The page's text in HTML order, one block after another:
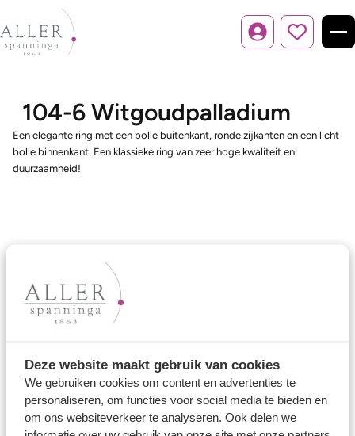
Deze website maakt gebruik van cookies
We gebruiken cookies om content en advertenties te
personaliseren, om functies voor social media te bieden en
om ons websiteverkeer te analyseren. Ook delen we
Inloggen
104-6 Witgoudpalladium
Een elegante ring met een bolle buitenkant, ronde zijkanten en een licht
bolle binnenkant. Een klassieke ring van zeer hoge kwaliteit en
duurzaamheid!
Ons aanbod
Trouwringen
Verlovingsringen
Vriendschapsringen
Over ons